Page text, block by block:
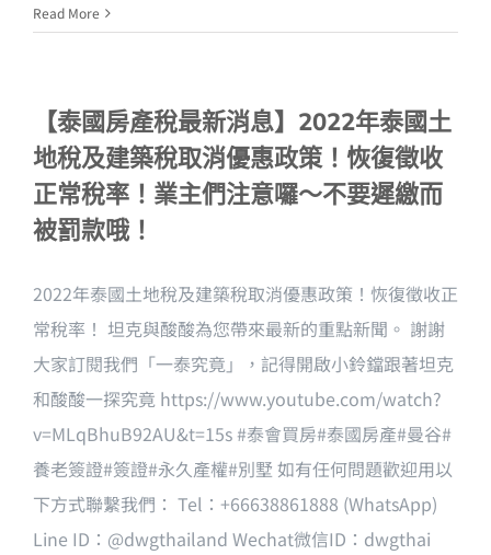
Read More
【泰國房產稅最新消息】2022年泰國土
地稅及建築稅取消優惠政策！恢復徵收
正常稅率！業主們注意囉～不要遲繳而
被罰款哦！
2022年泰國土地稅及建築稅取消優惠政策！恢復徵收正
常稅率！ 坦克與酸酸為您帶來最新的重點新聞。 謝謝
大家訂閱我們「一泰究竟」，記得開啟小鈴鐺跟著坦克
和酸酸一探究竟 https://www.youtube.com/watch?
v=MLqBhuB92AU&t=15s #泰會買房#泰國房產#曼谷#
養老簽證#簽證#永久產權#別墅 如有任何問題歡迎用以
下方式聯繫我們： Tel：+66638861888 (WhatsApp)
Line ID：@dwgthailand Wechat微信ID：dwgthai